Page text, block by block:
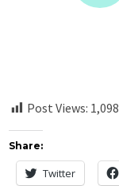
Post Views: 1,098
Share:
Twitter